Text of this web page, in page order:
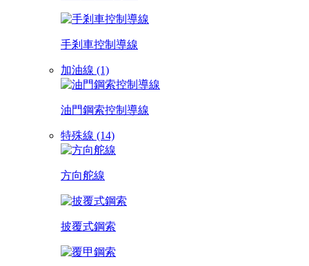
手剎車控制導線
加油線 (1)
油門鋼索控制導線
特殊線 (14)
方向舵線
披覆式鋼索